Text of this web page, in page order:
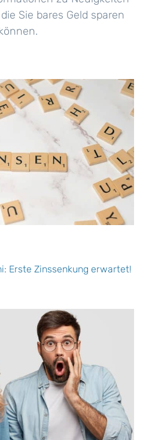
Sie bares Geld sparen
Erste Zinssenkung erwartet!